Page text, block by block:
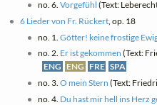
no. 6. Vorgefühl (Text:
6 Lieder von Fr. Rückert , op. 18
no. 1. Götter! keine frostige
no. 2. Er ist gekommen (Text:
ENG ENG FRE SPA
no. 3. O mein Stern (Text:
no. 4. Du hast mir hell ins Herz